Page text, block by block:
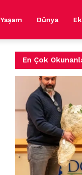
Yaşam Dünya
En Çok